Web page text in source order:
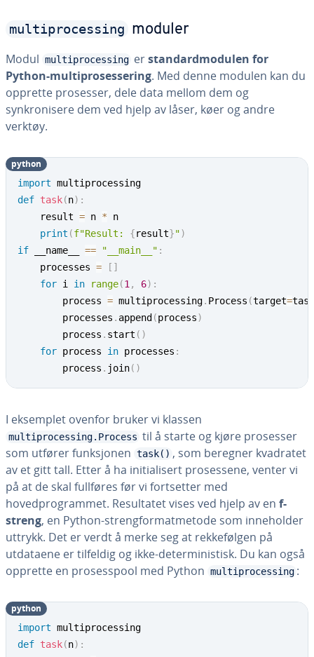
multiprocessing moduler
Modul multiprocessing erstandardmodulen for
Python-multiprosessering. Med denne modulen kan du
opprette prosesser, dele data mellom dem og
synkronisere dem ved hjelp av låser, køer og andre
verktøy.
import
def task(n) :
    result
= n * n
print (f"Result: {result}")
if __name__ == "__main__" :
    processes
= [ ]
for i in range(1 , 6) :
        process
= multiprocessing. Process (target=task
        processes
. append (process)
        process
. start ( )
for process in processes :
        process
. join( )
python
I eksemplet ovenfor bruker vi klassen
multiprocessing.Process til å starte og kjøre prosesser
som utfører funksjonen task() , som beregner kvadratet
av et gitt tall. Etter å ha initialisert prosessene, venter vi
på at de skal fullføres før vi fortsetter med
hovedprogrammet. Resultatet vises ved hjelp av en f-
streng, en Python-strengformatmetode som inneholder
uttrykk. Det er verdt å merke seg at rekkefølgen på
utdataene er tilfeldig og ikke-deterministisk. Du kan også
opprette en prosesspool med Python multiprocessing :
import
def task(n) :
python